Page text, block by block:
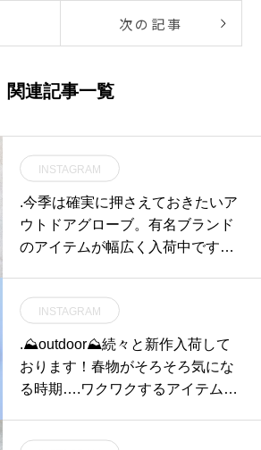
次の記事
関連記事一覧
INSTAGRAM
.今季は確実に押さえておきたいア
ウトドアグローブ。有名ブランド
のアイテムが幅広く入荷中です。.
アスキン(鹿革)を使った本格派の
物まで。.前回の入荷で瞬く間に完
売したTHE NORTH FACEのETIP
GLOVEも再入荷しております。.#
ch #hellyhansen#genuinedeerskin
INSTAGRAM
.⛰outdoor⛰続々と新作入荷して
おります！春物がそろそろ気にな
る時期….ワクワクするアイテムを